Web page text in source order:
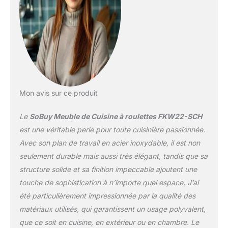
roulettes pivotantes,
dont 2 avec freins, ce
chariot de cuisine à
roulettes se déplace
aisément entre cuisine,
buanderie ou chambre –
Conçu en MDF laqué
blanc avec plan de travail
solide et poignées en
acier inoxydable, ce
meuble de rangement
cuisine allie stabilité,
durabilité et esthétique
élégante [GAIN DE
PLACE ET
MULTIFONCTION] : Avec
ses 92 cm de hauteur, ce
Mon avis sur ce produit
Le SoBuy Meuble de Cuisine à roulettes FKW22-SCH
est une véritable perle pour toute cuisinière passionnée.
Avec son plan de travail en acier inoxydable, il est non
seulement durable mais aussi très élégant, tandis que sa
structure solide et sa finition impeccable ajoutent une
touche de sophistication à n’importe quel espace. J’ai
été particulièrement impressionnée par la qualité des
matériaux utilisés, qui garantissent un usage polyvalent,
que ce soit en cuisine, en extérieur ou en chambre. Le